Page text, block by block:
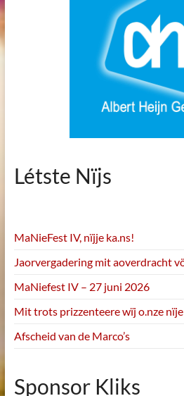
Létste Nïjs
MaNieFest IV, nïjje ka.ns!
Jaorvergadering mit aoverdracht
MaNiefest IV – 27 juni 2026
Mit trots prizzenteere wïj o.nze
Afscheid van de Marco’s
Sponsor Kliks